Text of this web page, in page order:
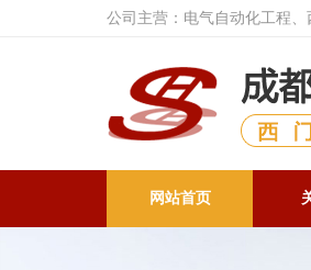
公司主营：电气自动化工程
网站首页